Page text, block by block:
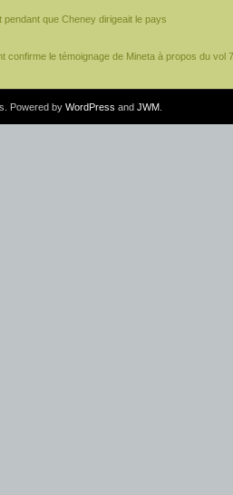
que Cheney dirigeait le pays
confirme le témoignage de Mineta à propos du vol
Powered by WordPress and JWM